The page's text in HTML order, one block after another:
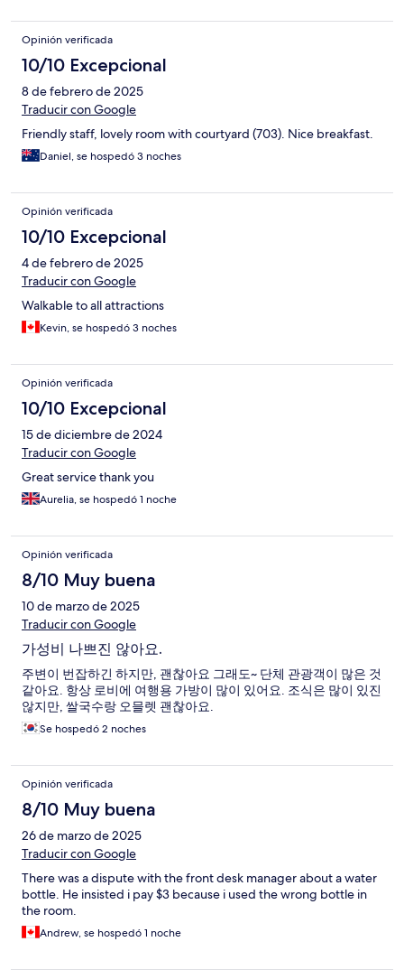
Opinión verificada
10/10 Excepcional
8 de febrero de 2025
Traducir con Google
Friendly staff, lovely room with courtyard (703). Nice breakfast.
Daniel, se hospedó 3 noches
Opinión verificada
10/10 Excepcional
4 de febrero de 2025
Traducir con Google
Walkable to all attractions
Kevin, se hospedó 3 noches
Opinión verificada
10/10 Excepcional
15 de diciembre de 2024
Traducir con Google
Great service thank you
Aurelia, se hospedó 1 noche
Opinión verificada
8/10 Muy buena
10 de marzo de 2025
Traducir con Google
가성비 나쁘진 않아요.
주변이 번잡하긴 하지만, 괜찮아요 그래도~ 단체 관광객이 많은 것
같아요. 항상 로비에 여행용 가방이 많이 있어요. 조식은 많이 있진
않지만, 쌀국수랑 오믈렛 괜찮아요.
Se hospedó 2 noches
Opinión verificada
8/10 Muy buena
26 de marzo de 2025
Traducir con Google
There was a dispute with the front desk manager about a water
bottle. He insisted i pay $3 because i used the wrong bottle in
the room.
Andrew, se hospedó 1 noche